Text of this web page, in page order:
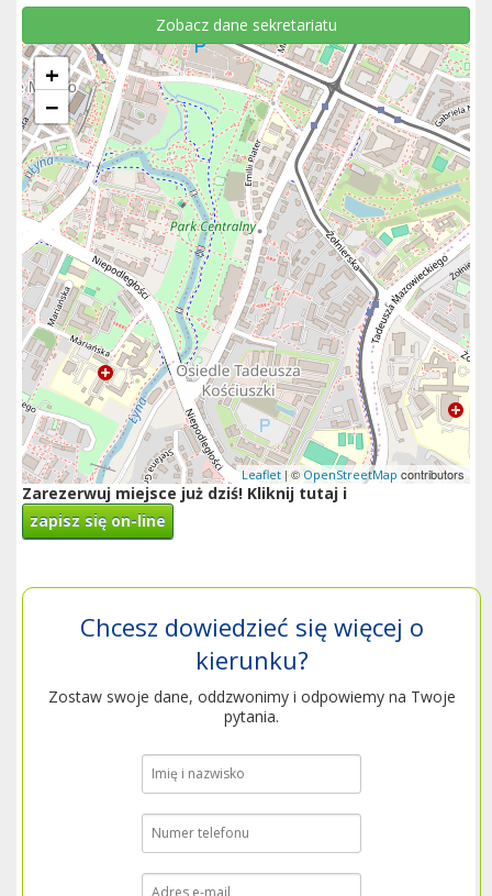
Zobacz dane sekretariatu
+
−
Leaflet| ©OpenStreetMap contributors
Zarezerwuj miejsce już dziś! Kliknij tutaj i
zapisz się on-line
Chcesz dowiedzieć się więcej o
kierunku?
Zostaw swoje dane, oddzwonimy i odpowiemy na Twoje
pytania.